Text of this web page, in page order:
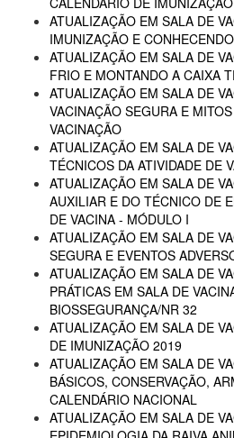
ATUALIZAÇÃO EM SALA DE
IMUNIZAÇÃO E
ATUALIZAÇÃO EM SALA DE
FRIO E MONTANDO A CAIXA
ATUALIZAÇÃO EM SALA DE
VACINAÇÃO SEGURA E
VACINAÇÃO
ATUALIZAÇÃO EM SALA DE
TÉCNICOS DA ATIVIDADE DE
ATUALIZAÇÃO EM SALA DE
AUXILIAR E DO TÉCNICO DE
DE VACINA - MÓDULO I
ATUALIZAÇÃO EM SALA DE
SEGURA E EVENTOS
ATUALIZAÇÃO EM SALA DE
PRÁTICAS EM SALA DE
BIOSSEGURANÇA/NR 32
ATUALIZAÇÃO EM SALA DE
DE IMUNIZAÇÃO 2019
ATUALIZAÇÃO EM SALA DE
BÁSICOS, CONSERVAÇÃO,
CALENDÁRIO NACIONAL
ATUALIZAÇÃO EM SALA DE